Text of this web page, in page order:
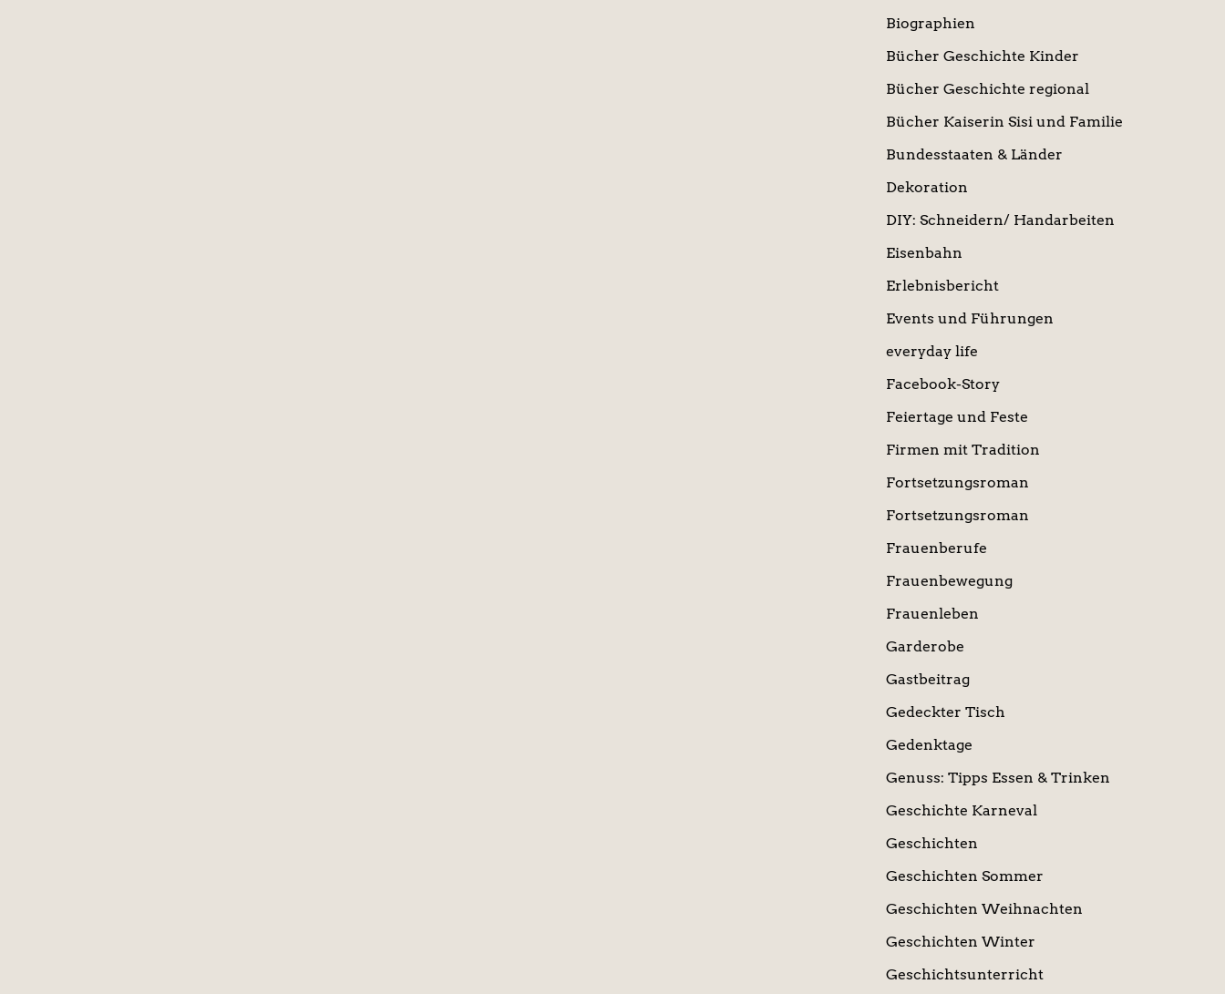
Biographien
Bücher Geschichte Kinder
Bücher Geschichte regional
Bücher Kaiserin Sisi und Familie
Bundesstaaten & Länder
Dekoration
DIY: Schneidern/ Handarbeiten
Eisenbahn
Erlebnisbericht
Events und Führungen
everyday life
Facebook-Story
Feiertage und Feste
Firmen mit Tradition
Fortsetzungsroman
Fortsetzungsroman
Frauenberufe
Frauenbewegung
Frauenleben
Garderobe
Gastbeitrag
Gedeckter Tisch
Gedenktage
Genuss: Tipps Essen & Trinken
Geschichte Karneval
Geschichten
Geschichten Sommer
Geschichten Weihnachten
Geschichten Winter
Geschichtsunterricht